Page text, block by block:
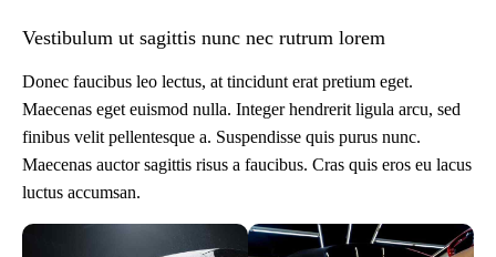
Vestibulum ut sagittis nunc nec rutrum lorem
Donec faucibus leo lectus, at tincidunt erat pretium eget.
Maecenas eget euismod nulla. Integer hendrerit ligula arcu, sed
finibus velit pellentesque a. Suspendisse quis purus nunc.
Maecenas auctor sagittis risus a faucibus. Cras quis eros eu lacus
luctus accumsan.